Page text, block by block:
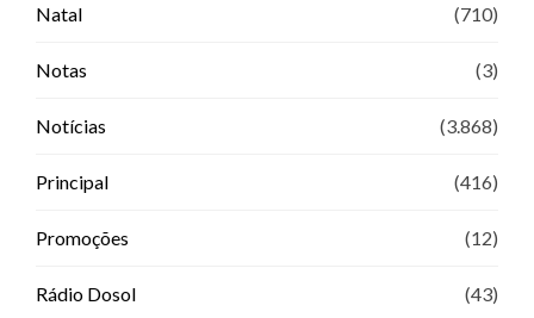
Natal (710)
Notas (3)
Notícias (3.868)
Principal (416)
Promoções (12)
Rádio Dosol (43)